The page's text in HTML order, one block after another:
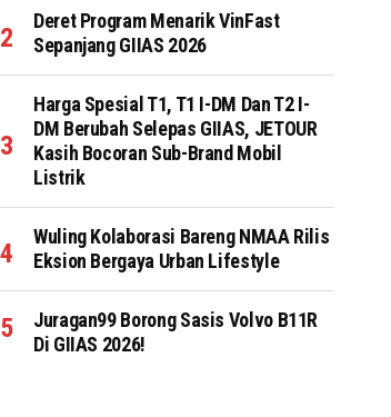
Deret Program Menarik VinFast
Sepanjang GIIAS 2026
Harga Spesial T1, T1 I-DM Dan T2 I-
DM Berubah Selepas GIIAS, JETOUR
Kasih Bocoran Sub-Brand Mobil
Listrik
Wuling Kolaborasi Bareng NMAA Rilis
Eksion Bergaya Urban Lifestyle
Juragan99 Borong Sasis Volvo B11R
Di GIIAS 2026!